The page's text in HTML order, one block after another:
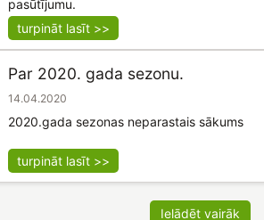
pasūtījumu.
turpināt lasīt >>
Par 2020. gada sezonu.
14.04.2020
2020.gada sezonas neparastais sākums
turpināt lasīt >>
Ielādēt vairāk